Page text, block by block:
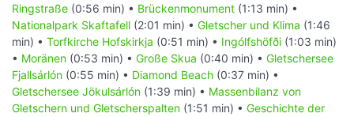
Ringstraße (0:56 min) • Brückenmonument (1:13 min) •
Nationalpark Skaftafell (2:01 min) • Gletscher und Klima (1:46
min) • Torfkirche Hofskirkja (0:51 min) • Ingólfshöfði (1:03 min)
• Moränen (0:53 min) • Große Skua (0:40 min) • Gletschersee
Fjallsárlón (0:55 min) • Diamond Beach (0:37 min) •
Gletschersee Jökulsárlón (1:39 min) • Massenbilanz von
Gletschern und Gletscherspalten (1:51 min) • Geschichte der